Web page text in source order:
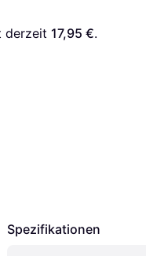
derzeit 17,95 €.
Spezifikationen